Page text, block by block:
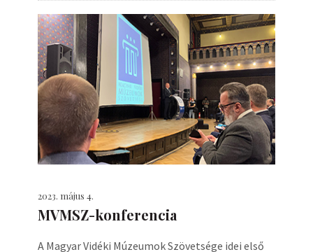
2023. május 4.
MVMSZ-konferencia
A Magyar Vidéki Múzeumok Szövetsége idei első